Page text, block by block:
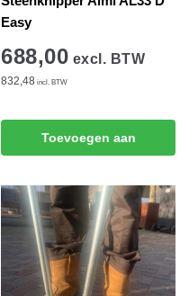
Easy
688,00 excl. BTW
832,48 incl. BTW
Toevoegen aan